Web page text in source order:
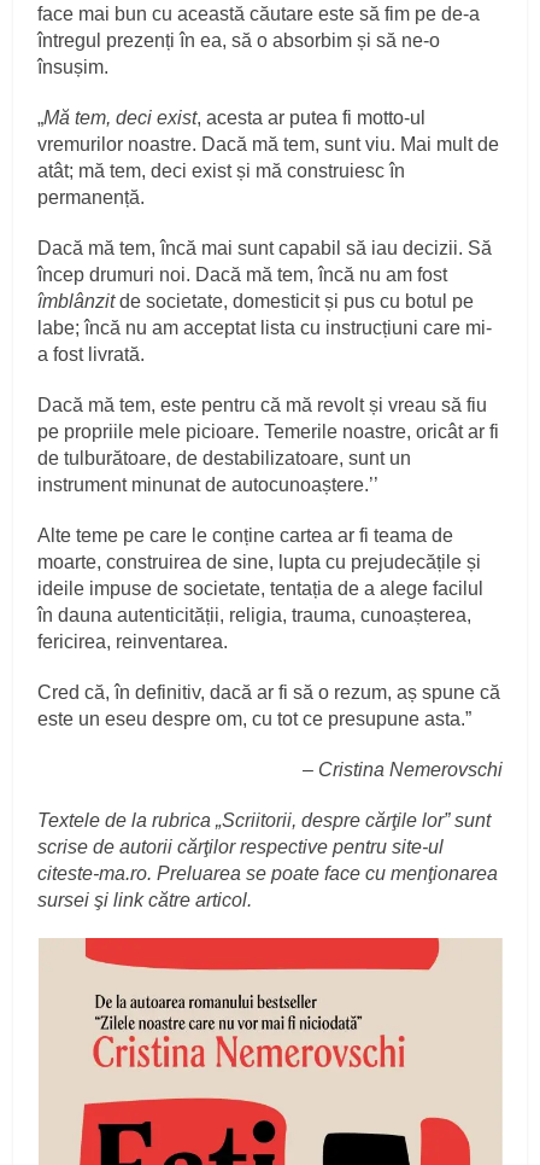
face mai bun cu această căutare este să fim pe de-a
întregul prezenți în ea, să o absorbim și să ne-o
însușim.
„Mă tem, deci exist, acesta ar putea fi motto-ul
vremurilor noastre. Dacă mă tem, sunt viu. Mai mult de
atât; mă tem, deci exist și mă construiesc în
permanență.
Dacă mă tem, încă mai sunt capabil să iau decizii. Să
încep drumuri noi. Dacă mă tem, încă nu am fost
îmblânzitde societate, domesticit și pus cu botul pe
labe; încă nu am acceptat lista cu instrucțiuni care mi-
a fost livrată.
Dacă mă tem, este pentru că mă revolt și vreau să fiu
pe propriile mele picioare. Temerile noastre, oricât ar fi
de tulburătoare, de destabilizatoare, sunt un
instrument minunat de autocunoaștere.’’
Alte teme pe care le conține cartea ar fi teama de
moarte, construirea de sine, lupta cu prejudecățile și
ideile impuse de societate, tentația de a alege facilul
în dauna autenticității, religia, trauma, cunoașterea,
fericirea, reinventarea.
Cred că, în definitiv, dacă ar fi să o rezum, aș spune că
este un eseu despre om, cu tot ce presupune asta.”
– Cristina Nemerovschi
Textele de la rubrica „Scriitorii, despre cărţile lor” sunt
scrise de autorii cărţilor respective pentru site-ul
citeste-ma.ro. Preluarea se poate face cu menţionarea
sursei şi link către articol.